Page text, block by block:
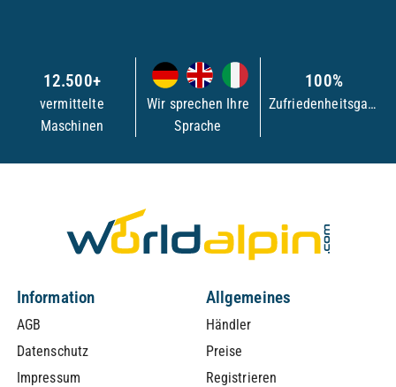
12.500+
vermittelte
Maschinen
Wir sprechen Ihre
Sprache
100%
Zufriedenheitsgarantie
Information
AGB
Datenschutz
Impressum
Allgemeines
Händler
Preise
Registrieren